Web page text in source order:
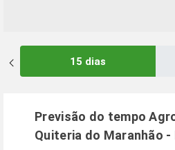
15 dias
Previsão do tempo
Quiteria do Maranhão -